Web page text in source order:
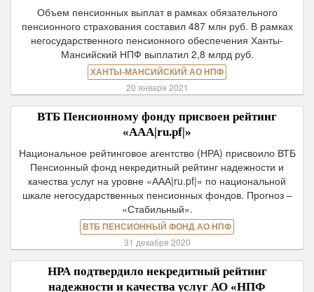
Объем пенсионных выплат в рамках обязательного
пенсионного страхования составил 487 млн руб. В рамках
негосударственного пенсионного обеспечения Ханты-
Мансийский НПФ выплатил 2,8 млрд руб.
ХАНТЫ-МАНСИЙСКИЙ АО НПФ
20 января 2021
ВТБ Пенсионному фонду присвоен рейтинг
«ААА|ru.pf|»
Национальное рейтинговое агентство (НРА) присвоило ВТБ
Пенсионный фонд некредитный рейтинг надежности и
качества услуг на уровне «ААА|ru.pf|» по национальной
шкале негосударственных пенсионных фондов. Прогноз –
«Стабильный».
ВТБ ПЕНСИОННЫЙ ФОНД АО НПФ
31 декабря 2020
НРА подтвердило некредитный рейтинг
надежности и качества услуг АО «НПФ